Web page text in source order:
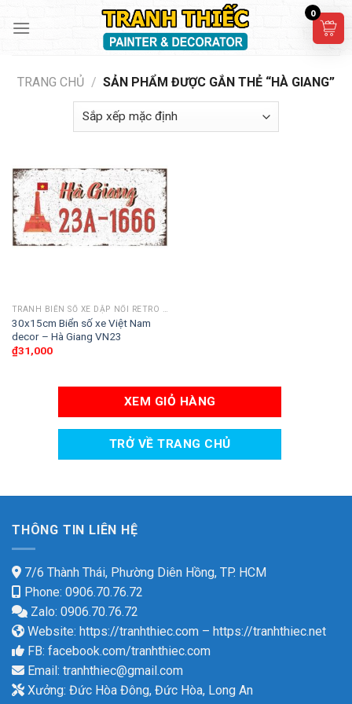
TRANG CHỦ / SẢN PHẨM ĐƯỢC GẮN THẺ “HÀ GIANG”
30x15cm Biển số xe Việt Nam
decor – Hà Giang VN23
₫31,000
XEM GIỎ HÀNG
TRỞ VỀ TRANG CHỦ
THÔNG TIN LIÊN HỆ
7/6 Thành Thái, Phường Diên Hồng, TP. HCM
Phone: 0906.70.76.72
Zalo: 0906.70.76.72
Website: https://tranhthiec.com – https://tranhthiec.net
FB: facebook.com/tranhthiec.com
Email: tranhthiec@gmail.com
Xưởng: Đức Hòa Đông, Đức Hòa, Long An
0